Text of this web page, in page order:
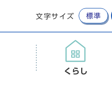
文字サイズ 標準
くらし